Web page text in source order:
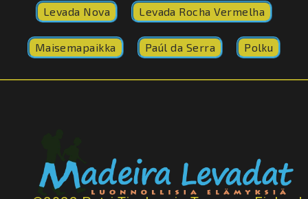
Levada Nova Levada Rocha Vermelha
Maisemapaikka Paúl da Serra Polku